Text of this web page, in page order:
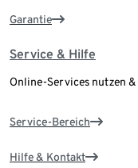
Garantie
Service & Hilfe
Online-Services nutzen
Service-Bereich
Hilfe & Kontakt